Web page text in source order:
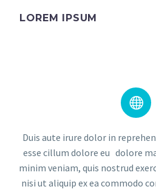
LOREM IPSUM


Duis aute irure dolor in
esse cillum dolore eu dolore
minim veniam, quis nostrud
nisi ut aliquip ex ea commodo